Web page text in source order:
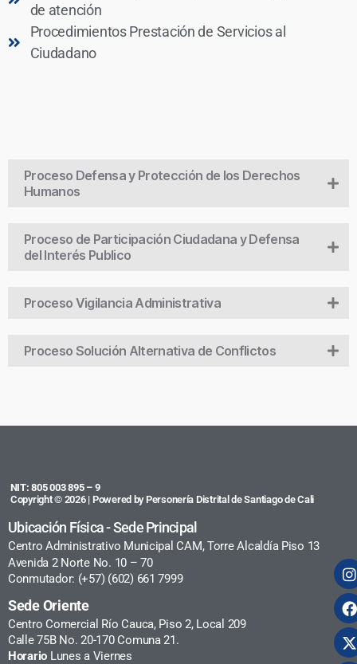
de atención
Procedimientos Prestación de Servicios al
Ciudadano
Proceso Defensa y Protección de los Derechos
Humanos
Proceso de Participación Ciudadana y Defensa
del Interés Publico
Proceso Vigilancia Administrativa
Proceso Solución Alternativa de Conflictos
NIT: 805 003 895 – 9
Copyright © 2026 | Powered by Personería Distrital de Santiago de Cali
Ubicación Física - Sede Principal
Centro Administrativo Municipal CAM, Torre Alcaldía Piso 13
Avenida 2 Norte No. 10 – 70
Conmutador: (+57) (602) 661 7999
Sede Oriente
Centro Comercial Río Cauca, Piso 2, Local 209
Calle 75B No. 20-170 Comuna 21.
Horario Lunes a Viernes